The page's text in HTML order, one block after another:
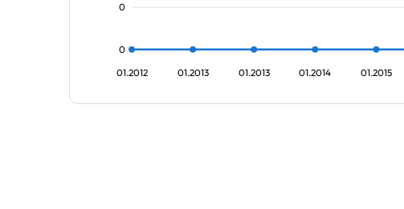
0
0
01.2012 01.2013 01.2013 01.2014 01.2015